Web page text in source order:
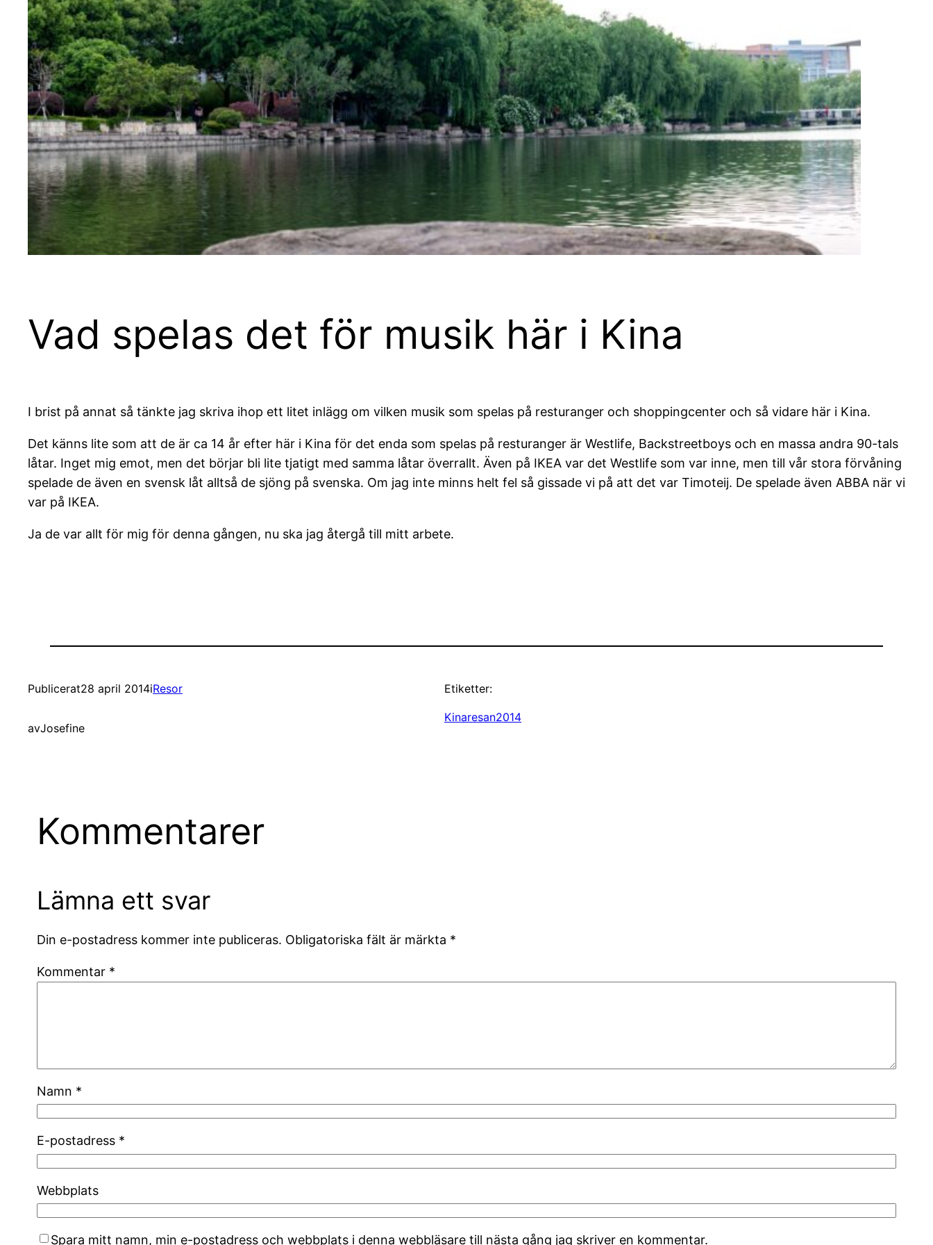
Vad spelas det för musik här i Kina
I brist på annat så tänkte jag skriva ihop ett litet inlägg om vilken musik som spelas på resturanger och shoppingcenter och så vidare här i Kina.
Det känns lite som att de är ca 14 år efter här i Kina för det enda som spelas på resturanger är Westlife, Backstreetboys och en massa andra 90-tals
låtar. Inget mig emot, men det börjar bli lite tjatigt med samma låtar överrallt. Även på IKEA var det Westlife som var inne, men till vår stora förvåning
spelade de även en svensk låt alltså de sjöng på svenska. Om jag inte minns helt fel så gissade vi på att det var Timoteij. De spelade även ABBA när vi
var på IKEA.
Ja de var allt för mig för denna gången, nu ska jag återgå till mitt arbete.
Publicerat28 april 2014iResor
avJosefine
Etiketter:
Kinaresan2014
Kommentarer
Lämna ett svar
Din e-postadress kommer inte publiceras. Obligatoriska fält är märkta *
Kommentar *
Namn *
E-postadress *
Webbplats
Spara mitt namn, min e-postadress och webbplats i denna webbläsare till nästa gång jag skriver en kommentar.